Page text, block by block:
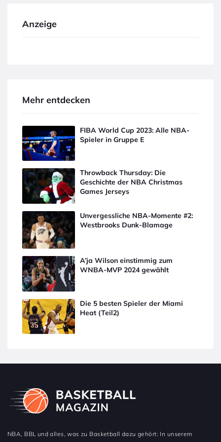
Anzeige
Mehr entdecken
FIBA World Cup 2023: Alle NBA-
Spieler in Gruppe E
Throwback Thursday: Die
Geschichte der NBA Christmas
Games Jerseys
Unvergessliche NBA-Momente #2:
Westbrooks Dunk-Blamage
A’ja Wilson einstimmig zum
WNBA-MVP 2024 gewählt
Die 5 besten Spieler der Miami
Heat (Teil2)
NBA, BBL und alles, was zu Basketball dazu gehört: In unserem